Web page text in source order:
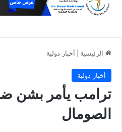
الرئيسية أخبار دولية
أخبار دولية
ترامب يأمر بشن
الصومال